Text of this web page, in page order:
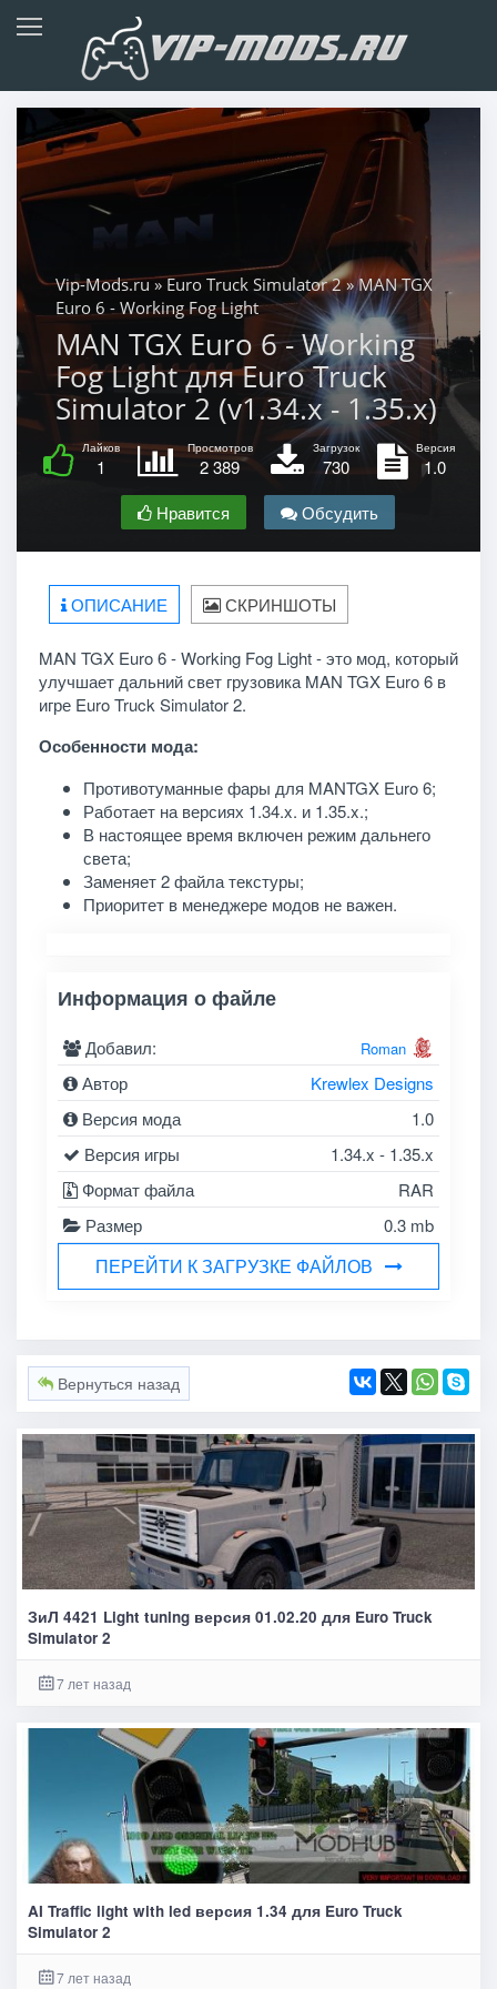
Vip-Mods.ru»Euro Truck Simulator 2» MAN TGX
Euro 6 - Working Fog Light
MAN TGX Euro 6 - Working
Fog Light для Euro Truck
Simulator 2 (v1.34.x - 1.35.x)
Лайков
1
Просмотров
2 389
Загрузок
730
Версия
1.0
Нравится
Обсудить
ОПИСАНИЕ СКРИНШОТЫ
MAN TGX Euro 6 - Working Fog Light - это мод, который
улучшает дальний свет грузовика MAN TGX Euro 6 в
игре Euro Truck Simulator 2.
Особенности мода:
Противотуманные фары для MANTGX Euro 6;
Работает на версиях 1.34.x. и 1.35.x.;
В настоящее время включен режим дальнего
света;
Заменяет 2 файла текстуры;
Приоритет в менеджере модов не важен.
Информация о файле
Добавил: Roman
Автор
Krewlex Designs
Версия мода
1.0
Версия игры
1.34.x - 1.35.x
Формат файла
RAR
Размер
0.3 mb
ПЕРЕЙТИ К ЗАГРУЗКЕ ФАЙЛОВ
Вернуться назад
ЗиЛ 4421 Light tuning версия 01.02.20 для Euro Truck
Simulator 2
7 лет назад
AI Traffic light with led версия 1.34 для Euro Truck
Simulator 2
7 лет назад